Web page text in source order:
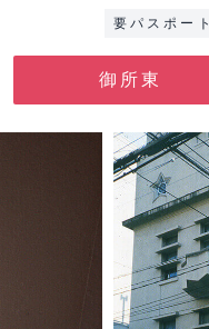
要パスポート
御所東